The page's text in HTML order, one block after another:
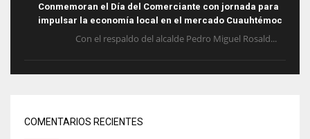
Conmemoran el Día del Comerciante con jornada para
impulsar la economía local en el mercado Cuauhtémoc
Con el respaldo del alcalde Pedro Miguel Rosald...
COMENTARIOS RECIENTES